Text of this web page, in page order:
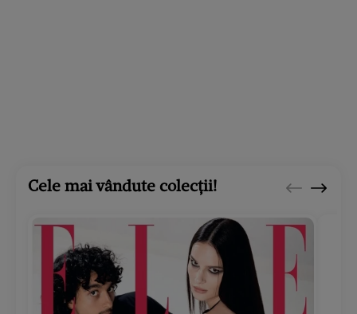
Cele mai vândute colecții!